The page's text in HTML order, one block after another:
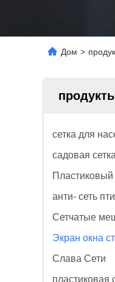
Дом >
сетка для
садовая сетка
Пластиковый
анти- сеть
Сетчатые
Экран окна
Слава Сети
пластиковая